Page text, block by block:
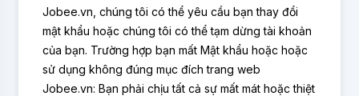
Jobee.vn, chúng tôi có thể yêu cầu bạn thay đổi
mật khẩu hoặc chúng tôi có thể tạm dừng tài khoản
của bạn. Trường hợp bạn mất Mật khẩu hoặc hoặc
sử dụng không đúng mục đích trang web
Jobee.vn: Bạn phải chịu tất cả sự mất mát hoặc thiệt